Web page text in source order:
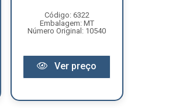
Código: 6322
Embalagem: MT
Número Original: 10540
Ver preço